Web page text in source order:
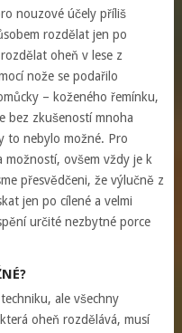
nouzové účely příliš
rozdělat jen po
oheň v lese z
nože se podařilo
– koženého řemínku,
bez zkušeností mnoha
to nebylo možné. Pro
ovšem vždy je k
přesvědčeni, že výlučně z
jen po cílené a velmi
určité nezbytné porce
ale všechny
oheň rozdělává, musí